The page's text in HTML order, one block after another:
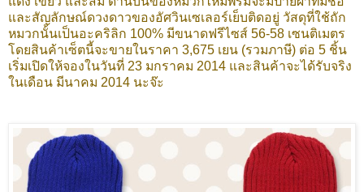
และสัญลักษณ์ดวงดาวของอัศวินเซเลอร์เย็บติดอยู่ วัสดุที่ใช้ถัก
หมวกนั้นเป็นอะคริลิก 100% มีขนาดฟรีไซส์ 56-58 เซนติเมตร
โดยสินค้าเซ็ตนี้จะขายในราคา 3,675 เยน (รวมภาษี) ต่อ 5 ชิ้น
เริ่มเปิดให้จองในวันที่ 23 มกราคม 2014 และสินค้าจะได้รับจริง
ในเดือน มีนาคม 2014 นะจ๊ะ